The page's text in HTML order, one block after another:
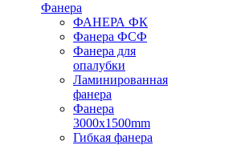
Фанера
ФАНЕРА ФК
Фанера ФСФ
Фанера для
опалубки
Ламинированная
фанера
Фанера
3000х1500mm
Гибкая фанера